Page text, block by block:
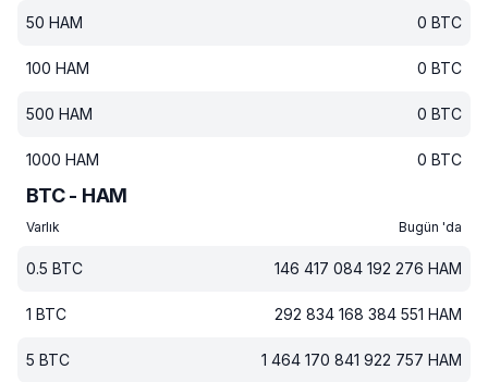
50 HAM 0 BTC
100 HAM 0 BTC
500 HAM 0 BTC
1000 HAM 0 BTC
BTC - HAM
Varlık Bugün 'da
0.5 BTC 146 417 084 192 276 HAM
1 BTC 292 834 168 384 551 HAM
5 BTC 1 464 170 841 922 757 HAM